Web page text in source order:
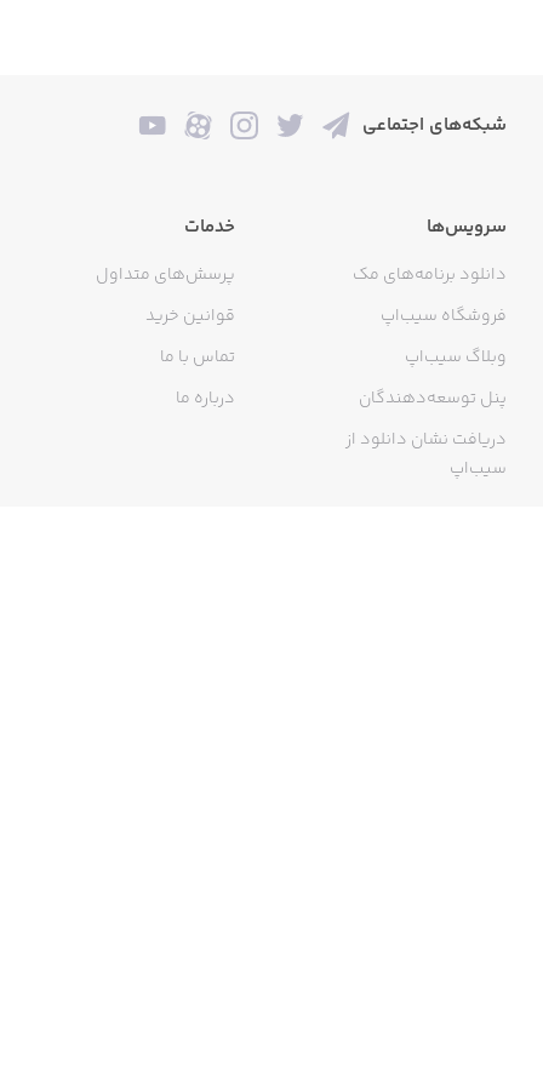
شبکه‌های اجتماعی
سرویس‌ها
دانلود برنامه‌های مک
فروشگاه سیب‌اپ
وبلاگ سیب‌اپ
پنل توسعه‌دهندگان
دریافت نشان دانلود از
سیب‌اپ
خدمات
پرسش‌های متداول
قوانین خرید
تماس با ما
درباره ما